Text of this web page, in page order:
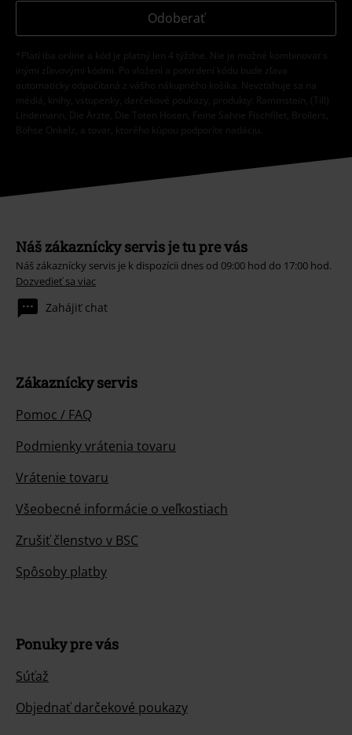
Odoberať
*Platí iba online a kód je platný len 4 týždne. Nie je možné kombinovať s
inými zľavovými kódmi. Po vložení a potvrdení kódu bude zľava
automaticky odpočítaná z vášho nákupného košíka. Nevzťahuje sa na
médiá, knihy, vstupenky, darčekové poukazy, produkty: Rammstein, (Till)
Lindemann, Die Ärzte, Die Toten Hosen, Feine Sahne Fischfilet, Broilers,
Böhse Onkelz, a tovar, ktorého kúpou podporíte nadáciu.
Náš zákaznícky servis je tu pre vás
Náš zákaznícky servis je k dispozícii dnes od 09:00 hod do 17:00 hod.
Dozvedieť sa viac
Zahájiť chat
Zákaznícky servis
Pomoc / FAQ
Podmienky vrátenia tovaru
Vrátenie tovaru
Všeobecné informácie o veľkostiach
Zrušiť členstvo v BSC
Spôsoby platby
Ponuky pre vás
Súťaž
Objednať darčekové poukazy